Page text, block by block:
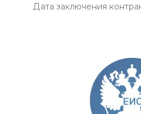
Дата заключения